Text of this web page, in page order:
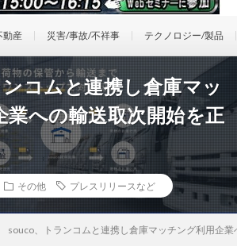
動産 災害/事故/不祥事 テクノロジー/製品
コムと連携し倉庫マッ
業への輸送取次開始を正
その他 プレスリリースなど
souco、トランコムと連携し倉庫マッチング利用企